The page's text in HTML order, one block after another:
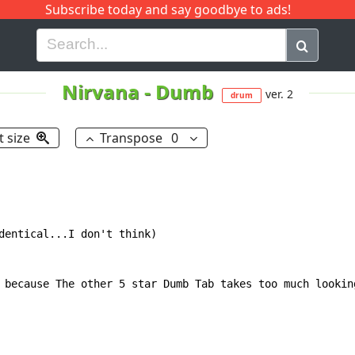
Subscribe today and say goodbye to ads!
H I J Q
Nirvana - Dumb drum ver. 2
size Transpose 0
identical...I don't think)
because The other 5 star Dumb Tab takes too